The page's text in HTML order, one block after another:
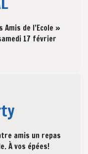
Amis de l’Ecole »
17 février
amis un repas
À vos épées!